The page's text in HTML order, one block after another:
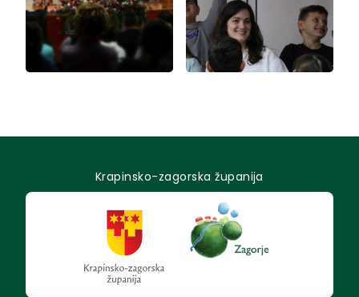
Krapinsko-zagorska županija